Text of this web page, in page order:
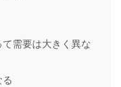
需要は大きく異な